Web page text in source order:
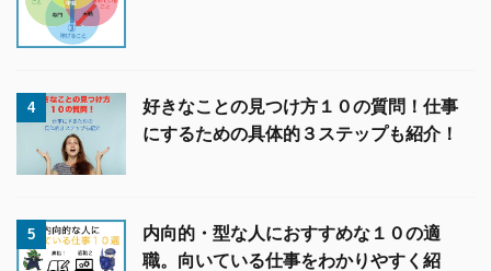
4
好きなことの見つけ方１０の質問！仕事
にするための具体的３ステップも紹介！
5
内向的・型な人におすすめな１０の適
職。向いている仕事をわかりやすく紹